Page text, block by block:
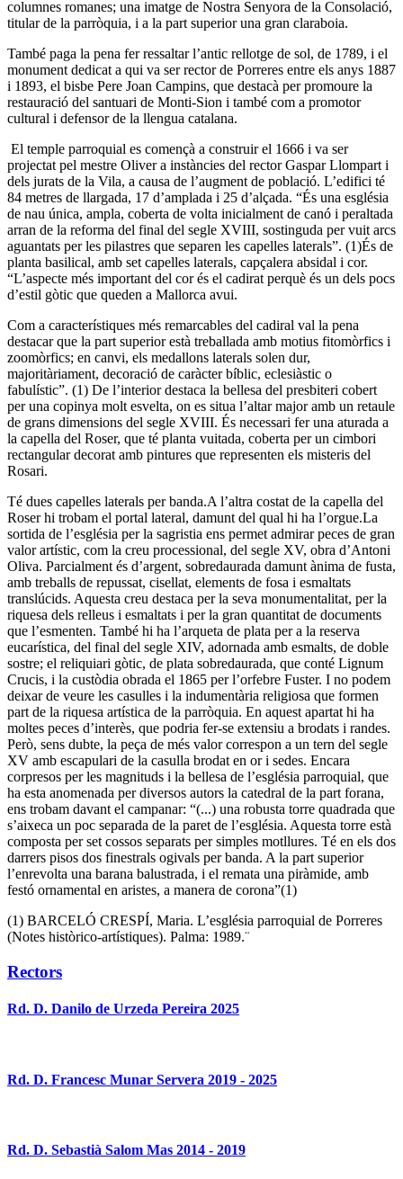
columnes romanes; una imatge de Nostra Senyora de la Consolació,
titular de la parròquia, i a la part superior una gran claraboia.
També paga la pena fer ressaltar l’antic rellotge de sol, de 1789, i el
monument dedicat a qui va ser rector de Porreres entre els anys 1887
i 1893, el bisbe Pere Joan Campins, que destacà per promoure la
restauració del santuari de Monti-Sion i també com a promotor
cultural i defensor de la llengua catalana.
El temple parroquial es començà a construir el 1666 i va ser
projectat pel mestre Oliver a instàncies del rector Gaspar Llompart i
dels jurats de la Vila, a causa de l’augment de població. L’edifici té
84 metres de llargada, 17 d’amplada i 25 d’alçada. “És una església
de nau única, ampla, coberta de volta inicialment de canó i peraltada
arran de la reforma del final del segle XVIII, sostinguda per vuit arcs
aguantats per les pilastres que separen les capelles laterals”. (1)És de
planta basilical, amb set capelles laterals, capçalera absidal i cor.
“L’aspecte més important del cor és el cadirat perquè és un dels pocs
d’estil gòtic que queden a Mallorca avui.
Com a característiques més remarcables del cadiral val la pena
destacar que la part superior està treballada amb motius fitomòrfics i
zoomòrfics; en canvi, els medallons laterals solen dur,
majoritàriament, decoració de caràcter bíblic, eclesiàstic o
fabulístic”. (1) De l’interior destaca la bellesa del presbiteri cobert
per una copinya molt esvelta, on es situa l’altar major amb un retaule
de grans dimensions del segle XVIII. És necessari fer una aturada a
la capella del Roser, que té planta vuitada, coberta per un cimbori
rectangular decorat amb pintures que representen els misteris del
Rosari.
Té dues capelles laterals per banda.A l’altra costat de la capella del
Roser hi trobam el portal lateral, damunt del qual hi ha l’orgue.La
sortida de l’església per la sagristia ens permet admirar peces de gran
valor artístic, com la creu processional, del segle XV, obra d’Antoni
Oliva. Parcialment és d’argent, sobredaurada damunt ànima de fusta,
amb treballs de repussat, cisellat, elements de fosa i esmaltats
translúcids. Aquesta creu destaca per la seva monumentalitat, per la
riquesa dels relleus i esmaltats i per la gran quantitat de documents
que l’esmenten. També hi ha l’arqueta de plata per a la reserva
eucarística, del final del segle XIV, adornada amb esmalts, de doble
sostre; el reliquiari gòtic, de plata sobredaurada, que conté Lignum
Crucis, i la custòdia obrada el 1865 per l’orfebre Fuster. I no podem
deixar de veure les casulles i la indumentària religiosa que formen
part de la riquesa artística de la parròquia. En aquest apartat hi ha
moltes peces d’interès, que podria fer-se extensiu a brodats i randes.
Però, sens dubte, la peça de més valor correspon a un tern del segle
XV amb escapulari de la casulla brodat en or i sedes. Encara
corpresos per les magnituds i la bellesa de l’església parroquial, que
ha esta anomenada per diversos autors la catedral de la part forana,
ens trobam davant el campanar: “(...) una robusta torre quadrada que
s’aixeca un poc separada de la paret de l’església. Aquesta torre està
composta per set cossos separats per simples motllures. Té en els dos
darrers pisos dos finestrals ogivals per banda. A la part superior
l’enrevolta una barana balustrada, i el remata una piràmide, amb
festó ornamental en aristes, a manera de corona”(1)
(1) BARCELÓ CRESPÍ, Maria. L’església parroquial de Porreres
(Notes històrico-artístiques). Palma: 1989.¨
Rectors
Rd. D. Danilo de Urzeda Pereira 2025
Rd. D. Francesc Munar Servera 2019 - 2025
Rd. D. Sebastià Salom Mas 2014 - 2019